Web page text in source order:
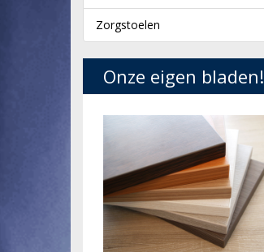
Zorgstoelen
Onze eigen bladen!